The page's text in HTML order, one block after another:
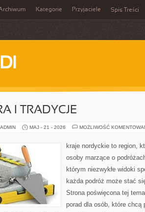
Kategorie Przyjaciele Spis Treści
I TRADYCJE
MAJ - 21 - 2026 MOŻLIWOŚĆ
kraje nordyckie to region,
osoby marzące o
którym niezwykłe widoki
każda podróż może stać
Strona poświęcona tej
porad dla osób, które chcą